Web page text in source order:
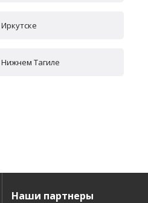
Нижнем Тагиле
Наши партнеры